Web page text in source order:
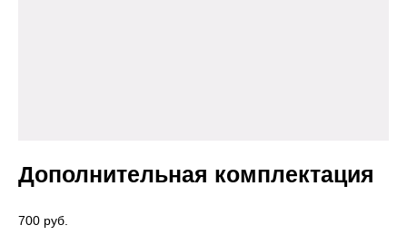
Дополнительная комплектация
700 pуб.